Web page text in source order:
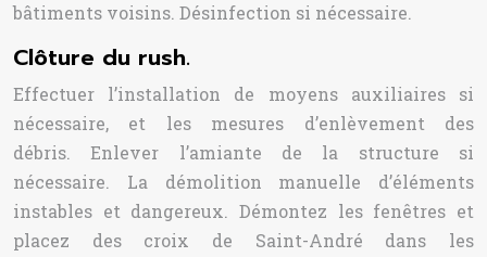
bâtiments voisins. Désinfection si nécessaire.
Clôture du rush.
Effectuer l’installation de moyens auxiliaires si
nécessaire, et les mesures d’enlèvement des
débris. Enlever l’amiante de la structure si
nécessaire. La démolition manuelle d’éléments
instables et dangereux. Démontez les fenêtres et
placez des croix de Saint-André dans les